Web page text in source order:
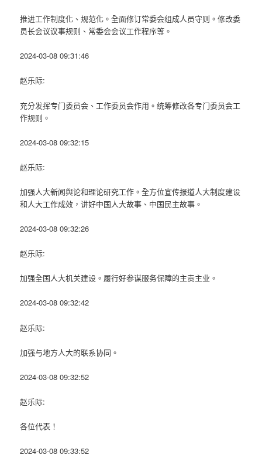
推进工作制度化、规范化。全面修订常委会组成人员守则。修改委
员长会议议事规则、常委会会议工作程序等。
2024-03-08 09:31:46
赵乐际:
充分发挥专门委员会、工作委员会作用。统筹修改各专门委员会工
作规则。
2024-03-08 09:32:15
赵乐际:
加强人大新闻舆论和理论研究工作。全方位宣传报道人大制度建设
和人大工作成效，讲好中国人大故事、中国民主故事。
2024-03-08 09:32:26
赵乐际:
加强全国人大机关建设。履行好参谋服务保障的主责主业。
2024-03-08 09:32:42
赵乐际:
加强与地方人大的联系协同。
2024-03-08 09:32:52
赵乐际:
各位代表！
2024-03-08 09:33:52